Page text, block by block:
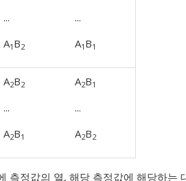
...
A1 B2
...
A1 B1
A2B2
...
A2B1
A2B1
...
A2B2
측정값의 열, 해당 측정값에 해당하는